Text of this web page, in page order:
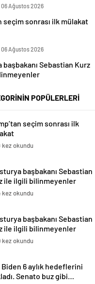
06 Ağustos 2026
seçim sonrası ilk mülakat
06 Ağustos 2026
başbakanı Sebastian Kurz
POPÜLERLERİ
seçim sonrası ilk
kez okundu
başbakanı Sebastian
ile ilgili bilinmeyenler
kez okundu
başbakanı Sebastian
ile ilgili bilinmeyenler
kez okundu
6 aylık hedeflerini
Senato buz gibi…